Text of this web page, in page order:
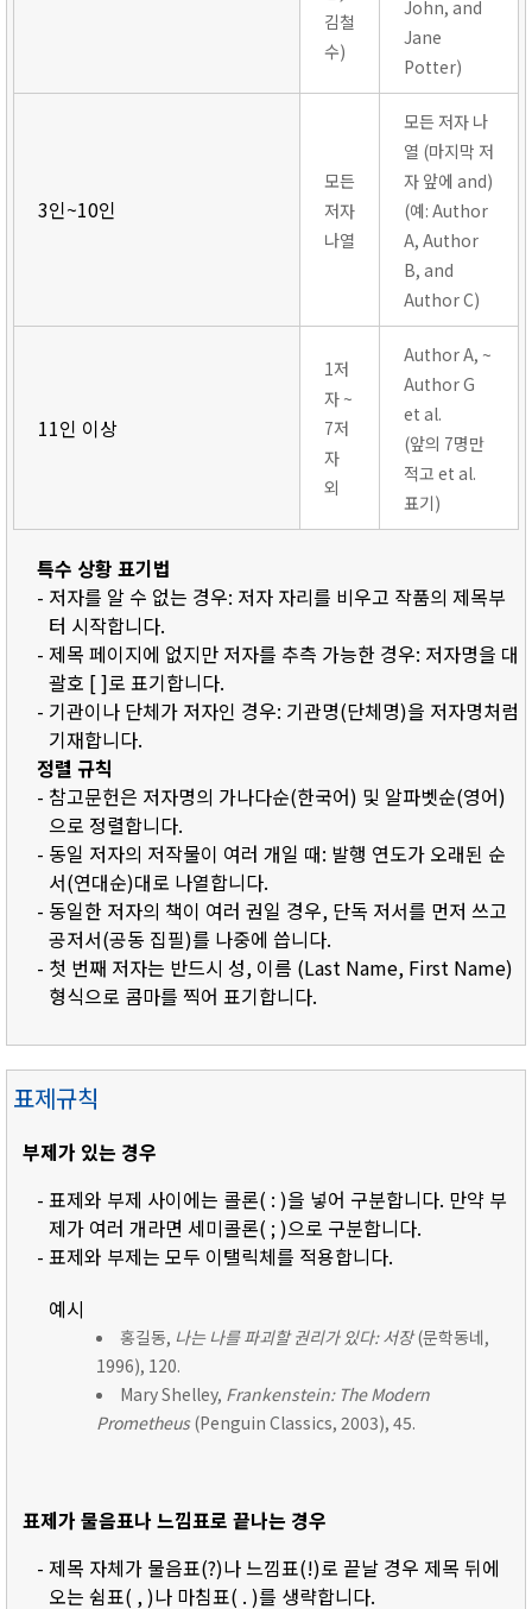
김철
수)
John, and
Jane
Potter)
3인~10인
모든
저자
나열
모든 저자 나
열 (마지막 저
자 앞에 and)
(예: Author
A, Author
B, and
Author C)
11인 이상
1저
자 ~
7저
자
외
Author A, ~
Author G
et al.
(앞의 7명만
적고 et al.
표기)
특수 상황 표기법
- 저자를 알 수 없는 경우: 저자 자리를 비우고 작품의 제목부
터 시작합니다.
- 제목 페이지에 없지만 저자를 추측 가능한 경우: 저자명을 대
괄호 [ ]로 표기합니다.
- 기관이나 단체가 저자인 경우: 기관명(단체명)을 저자명처럼
기재합니다.
정렬 규칙
- 참고문헌은 저자명의 가나다순(한국어) 및 알파벳순(영어)
으로 정렬합니다.
- 동일 저자의 저작물이 여러 개일 때: 발행 연도가 오래된 순
서(연대순)대로 나열합니다.
- 동일한 저자의 책이 여러 권일 경우, 단독 저서를 먼저 쓰고
공저서(공동 집필)를 나중에 씁니다.
- 첫 번째 저자는 반드시 성, 이름 (Last Name, First Name)
형식으로 콤마를 찍어 표기합니다.
표제규칙
부제가 있는 경우
- 표제와 부제 사이에는 콜론( : )을 넣어 구분합니다. 만약 부
제가 여러 개라면 세미콜론( ; )으로 구분합니다.
- 표제와 부제는 모두 이탤릭체를 적용합니다.
예시
홍길동, 나는 나를 파괴할 권리가 있다: 서장(문학동네,
1996), 120.
Mary Shelley, Frankenstein: The Modern
Prometheus(Penguin Classics, 2003), 45.
표제가 물음표나 느낌표로 끝나는 경우
- 제목 자체가 물음표(?)나 느낌표(!)로 끝날 경우 제목 뒤에
오는 쉼표( , )나 마침표( . )를 생략합니다.